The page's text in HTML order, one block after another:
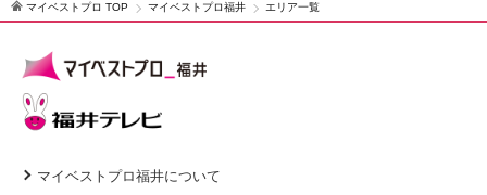
マイベストプロ TOP マイベストプロ福井 エリア一覧
マイベストプロ福井について